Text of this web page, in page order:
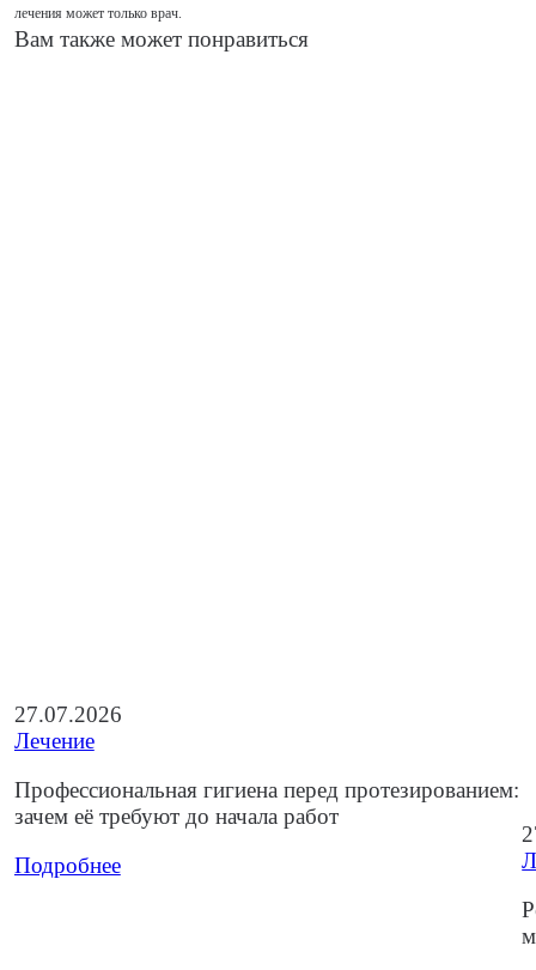
лечения может только врач.
Вам также может понравиться
27.07.2026
Лечение
Профессиональная гигиена перед протезированием:
зачем её требуют до начала работ
Подробнее